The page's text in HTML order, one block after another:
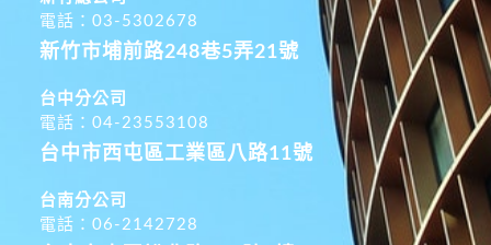
電話：03-5302678
新竹市埔前路248巷5弄21號
台中分公司
電話：04-23553108
台中市西屯區工業區八路11號
台南分公司
電話：06-2142728